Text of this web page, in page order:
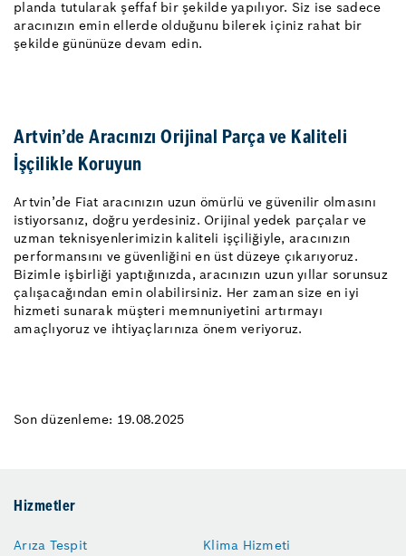
planda tutularak şeffaf bir şekilde yapılıyor. Siz ise sadece
aracınızın emin ellerde olduğunu bilerek içiniz rahat bir
şekilde gününüze devam edin.
Artvin’de Aracınızı Orijinal Parça ve Kaliteli
İşçilikle Koruyun
Artvin’de Fiat aracınızın uzun ömürlü ve güvenilir olmasını
istiyorsanız, doğru yerdesiniz. Orijinal yedek parçalar ve
uzman teknisyenlerimizin kaliteli işçiliğiyle, aracınızın
performansını ve güvenliğini en üst düzeye çıkarıyoruz.
Bizimle işbirliği yaptığınızda, aracınızın uzun yıllar sorunsuz
çalışacağından emin olabilirsiniz. Her zaman size en iyi
hizmeti sunarak müşteri memnuniyetini artırmayı
amaçlıyoruz ve ihtiyaçlarınıza önem veriyoruz.
Son düzenleme: 19.08.2025
Hizmetler
Arıza Tespit
Klima Hizmeti